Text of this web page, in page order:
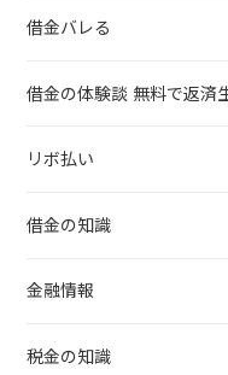
借金バレる
借金の体験談 無料で返済
リボ払い
借金の知識
金融情報
税金の知識